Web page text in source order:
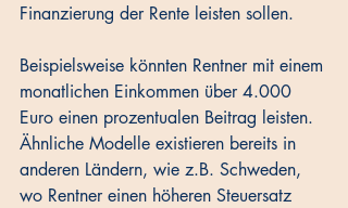
Finanzierung der Rente leisten sollen.
Beispielsweise könnten Rentner mit einem
monatlichen Einkommen über 4.000
Euro einen prozentualen Beitrag leisten.
Ähnliche Modelle existieren bereits in
anderen Ländern, wie z.B. Schweden,
wo Rentner einen höheren Steuersatz